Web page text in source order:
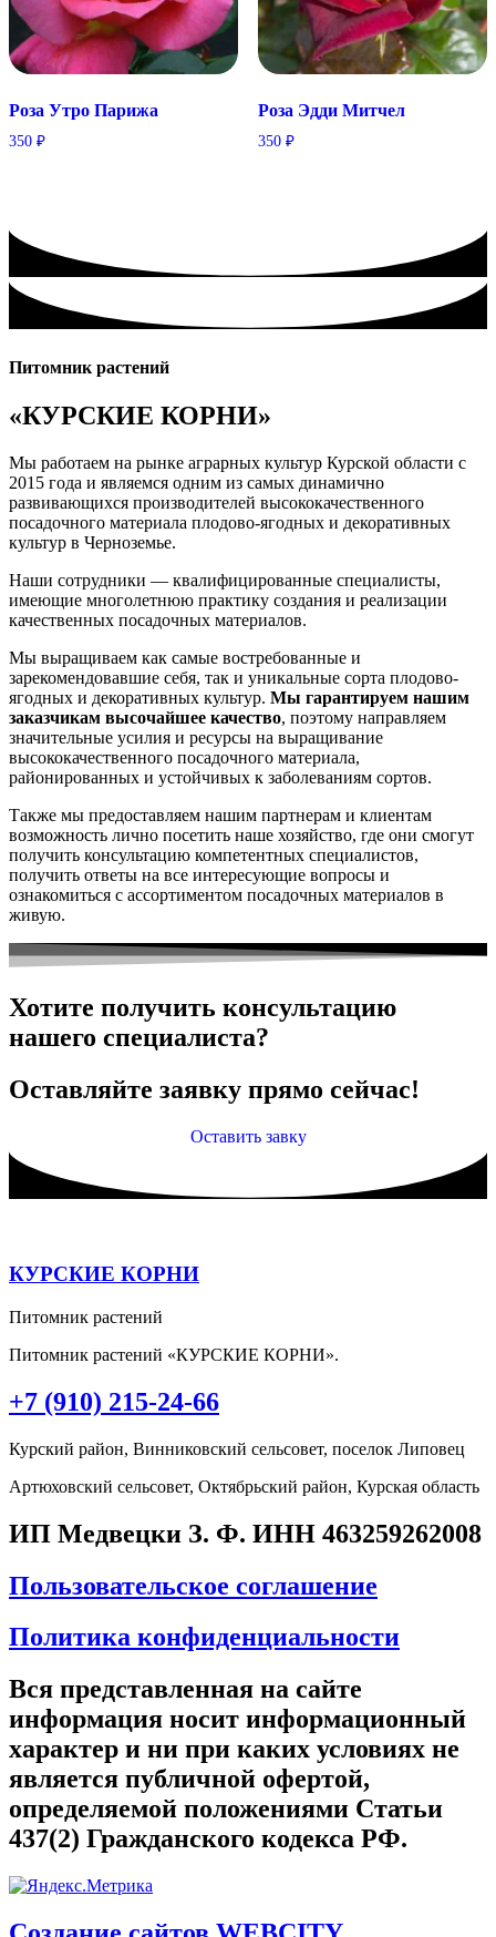
Розa Утро Парижа
350 ₽
Розa Эдди Митчел
350 ₽
Питомник растений
«КУРСКИЕ КОРНИ»
Мы работаем на рынке аграрных культур Курской области с
2015 года и являемся одним из самых динамично
развивающихся производителей высококачественного
посадочного материала плодово-ягодных и декоративных
культур в Черноземье.
Наши сотрудники — квалифицированные специалисты,
имеющие многолетнюю практику создания и реализации
качественных посадочных материалов.
Мы выращиваем как самые востребованные и
зарекомендовавшие себя, так и уникальные сорта плодово-
ягодных и декоративных культур. Мы гарантируем нашим
заказчикам высочайшее качество, поэтому направляем
значительные усилия и ресурсы на выращивание
высококачественного посадочного материала,
районированных и устойчивых к заболеваниям сортов.
Также мы предоставляем нашим партнерам и клиентам
возможность лично посетить наше хозяйство, где они смогут
получить консультацию компетентных специалистов,
получить ответы на все интересующие вопросы и
ознакомиться с ассортиментом посадочных материалов в
живую.
Хотите получить консультацию
нашего специалиста?
Оставляйте заявку прямо сейчас!
Оставить завку
КУРСКИЕ КОРНИ
Питомник растений
Питомник растений «КУРСКИЕ КОРНИ».
+7 (910) 215-24-66
Курский район, Винниковский сельсовет, поселок Липовец
Артюховский сельсовет, Октябрьский район, Курская область
ИП Медвецки З. Ф. ИНН 463259262008
Пользовательское соглашение
Политика конфиденциальности
Вся представленная на сайте
информация носит информационный
характер и ни при каких условиях не
является публичной офертой,
определяемой положениями Статьи
437(2) Гражданского кодекса РФ.